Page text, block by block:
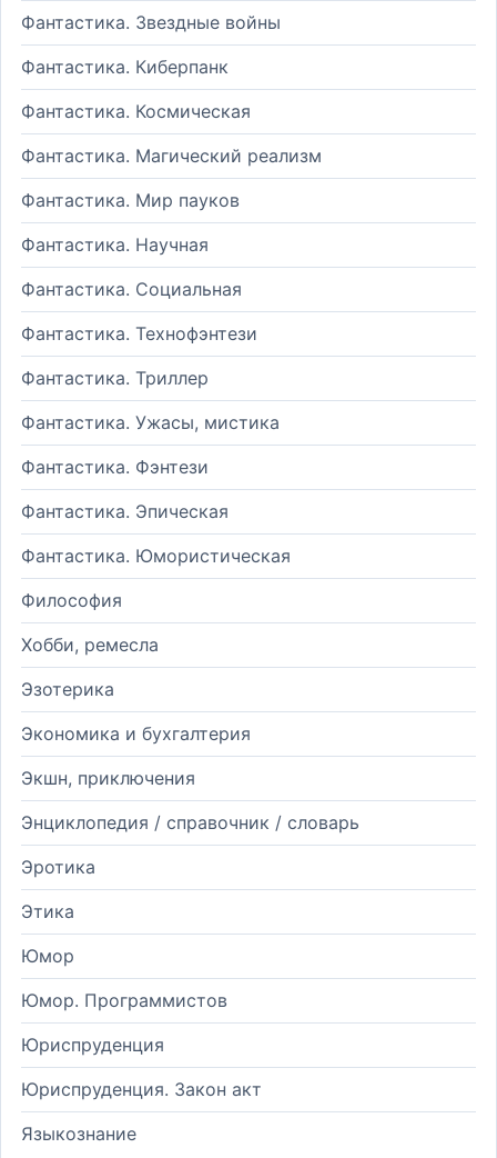
Фантастика. Звездные войны
Фантастика. Киберпанк
Фантастика. Космическая
Фантастика. Магический реализм
Фантастика. Мир пауков
Фантастика. Научная
Фантастика. Социальная
Фантастика. Технофэнтези
Фантастика. Триллер
Фантастика. Ужасы, мистика
Фантастика. Фэнтези
Фантастика. Эпическая
Фантастика. Юмористическая
Философия
Хобби, ремесла
Эзотерика
Экономика и бухгалтерия
Экшн, приключения
Энциклопедия / справочник / словарь
Эротика
Этика
Юмор
Юмор. Программистов
Юриспруденция
Юриспруденция. Закон акт
Языкознание